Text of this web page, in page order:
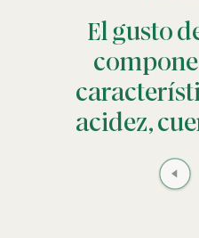
El gusto
acidez,